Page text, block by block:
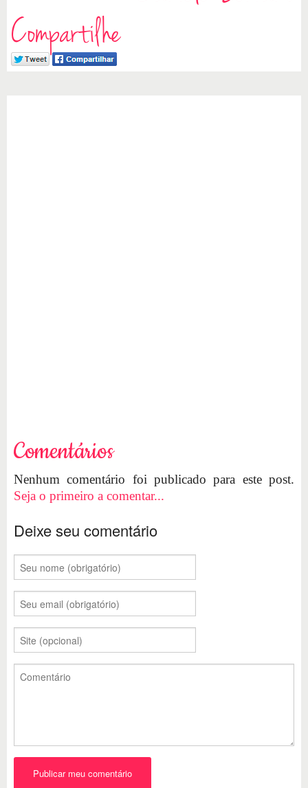
Compartilhe
Comentários
Nenhum comentário foi publicado para este post.
Seja o primeiro a comentar...
Deixe seu comentário